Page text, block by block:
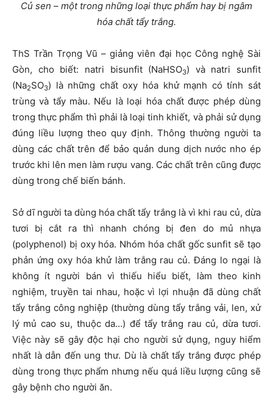
Củ sen – một trong những loại thực phẩm hay bị ngâm
hóa chất tẩy trắng.
ThS Trần Trọng Vũ – giảng viên đại học Công nghệ Sài
Gòn, cho biết: natri bisunfit (NaHSO3) và natri sunfit
(Na2SO3) là những chất oxy hóa khử mạnh có tính sát
trùng và tẩy màu. Nếu là loại hóa chất được phép dùng
trong thực phẩm thì phải là loại tinh khiết, và phải sử dụng
đúng liều lượng theo quy định. Thông thường người ta
dùng các chất trên để bảo quản dung dịch nước nho ép
trước khi lên men làm rượu vang. Các chất trên cũng được
dùng trong chế biến bánh.
Sở dĩ người ta dùng hóa chất tẩy trắng là vì khi rau củ, dừa
tươi bị cắt ra thì nhanh chóng bị đen do mủ nhựa
(polyphenol) bị oxy hóa. Nhóm hóa chất gốc sunfit sẽ tạo
phản ứng oxy hóa khử làm trắng rau củ. Đáng lo ngại là
không ít người bán vì thiếu hiểu biết, làm theo kinh
nghiệm, truyền tai nhau, hoặc vì lợi nhuận đã dùng chất
tẩy trắng công nghiệp (thường dùng tẩy trắng vải, len, xử
lý mủ cao su, thuộc da…) để tẩy trắng rau củ, dừa tươi.
Việc này sẽ gây độc hại cho người sử dụng, nguy hiểm
nhất là dẫn đến ung thư. Dù là chất tẩy trắng được phép
dùng trong thực phẩm nhưng nếu quá liều lượng cũng sẽ
gây bệnh cho người ăn.